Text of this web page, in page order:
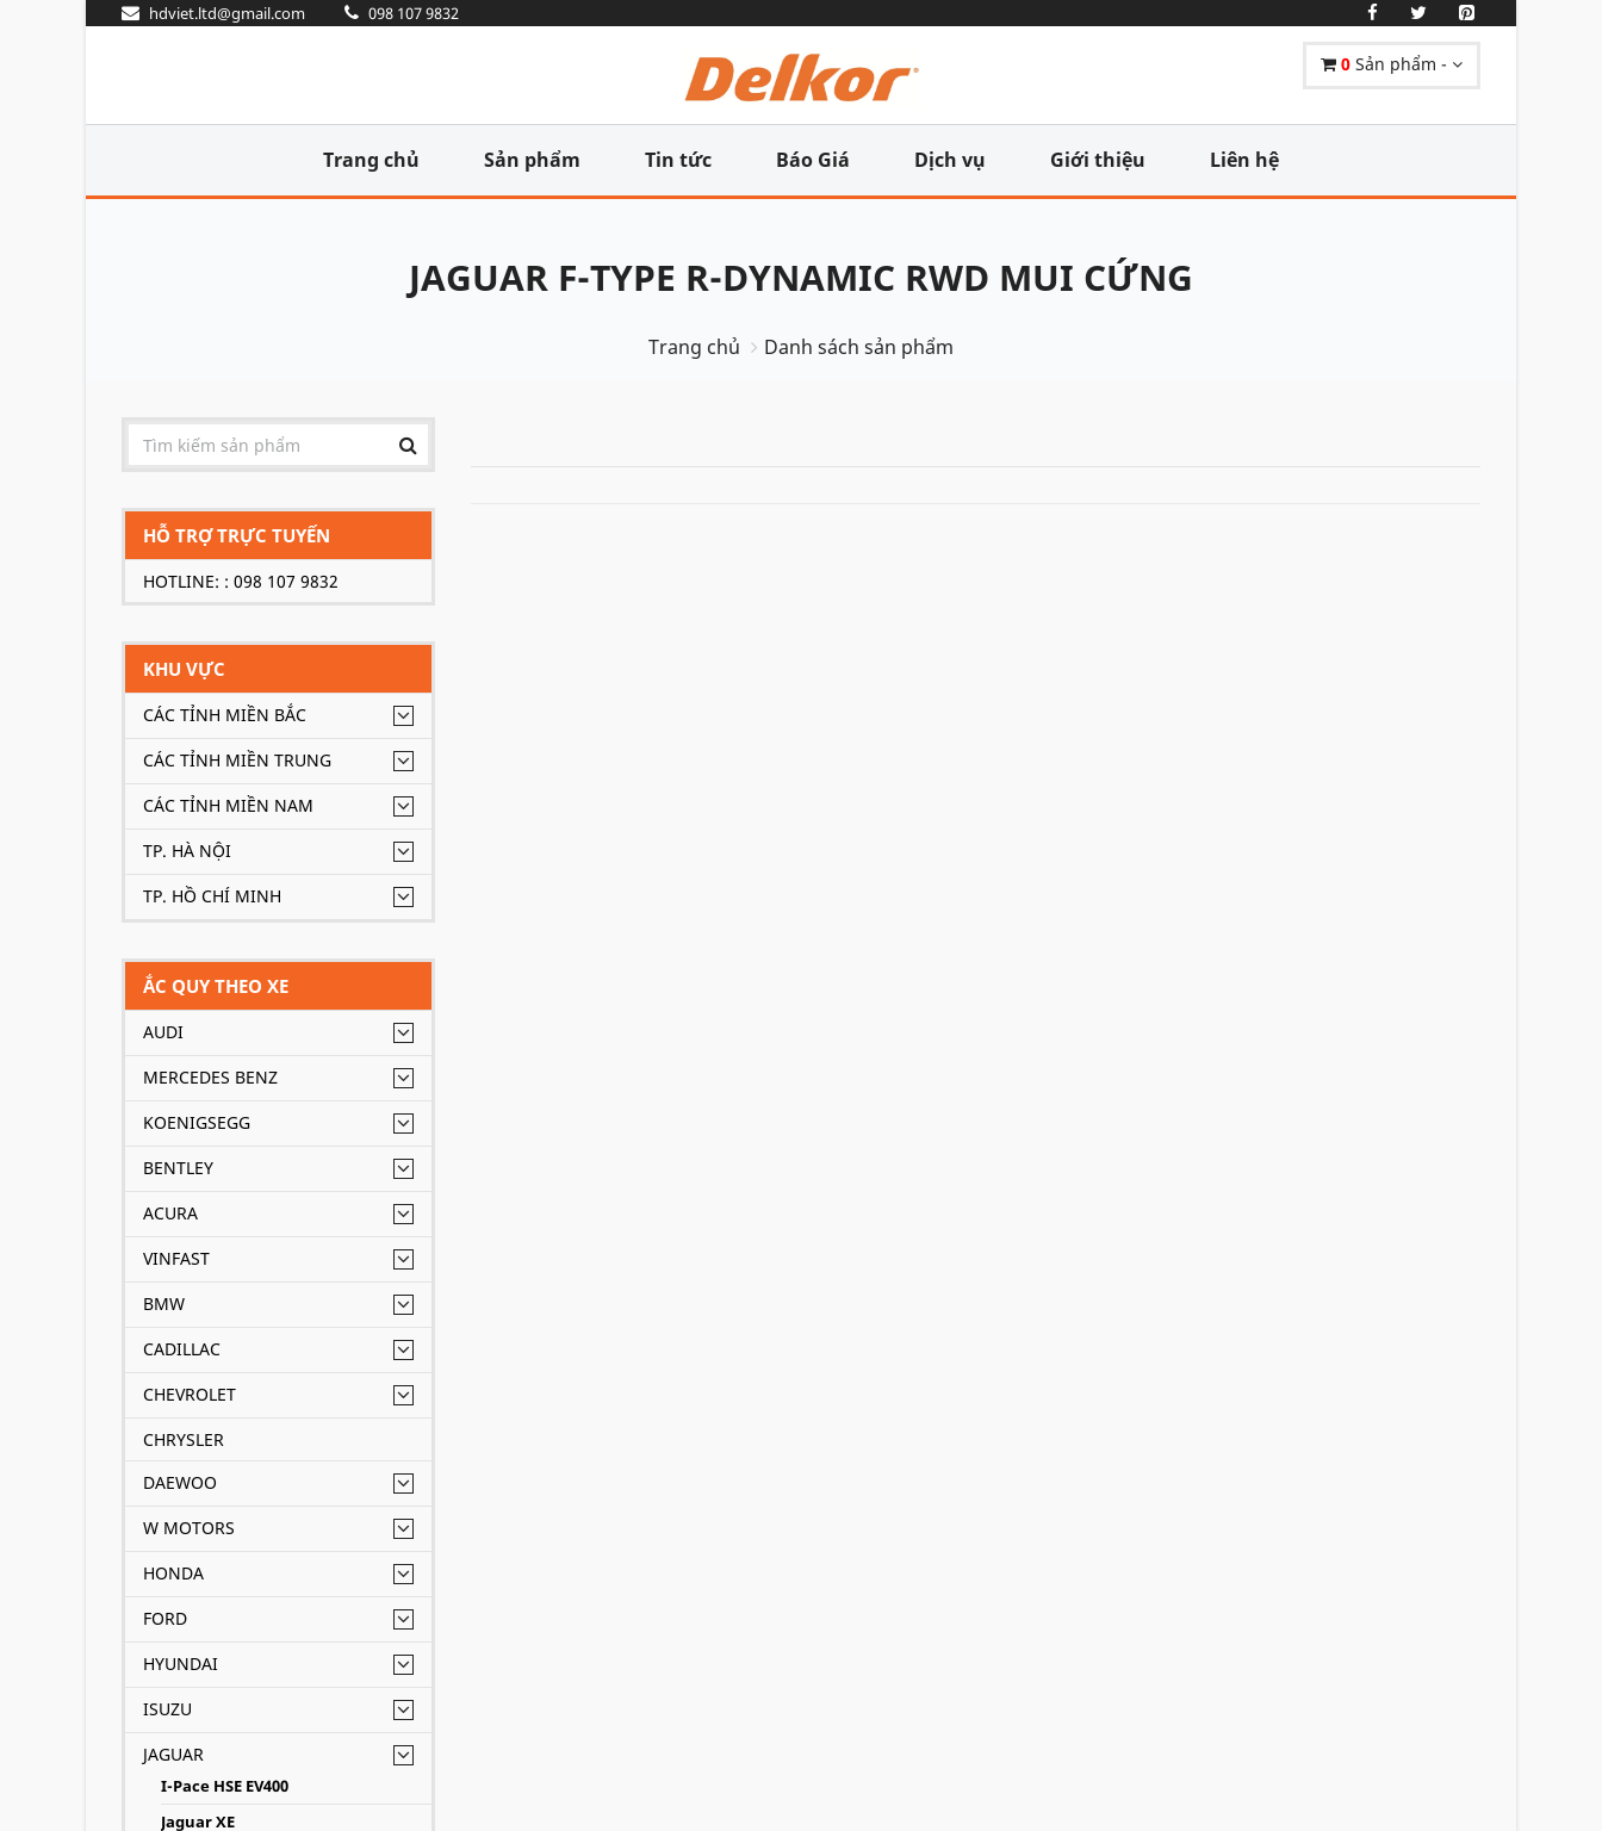
hdviet.ltd@gmail.com 098 107 9832
0 Sản phẩm -
Trang chủ Sản phẩm Tin tức Báo Giá Dịch vụ Giới thiệu Liên hệ
JAGUAR F-TYPE R-DYNAMIC RWD MUI CỨNG
Trang chủ Danh sách sản phẩm
HỖ TRỢ TRỰC TUYẾN
HOTLINE: : 098 107 9832
KHU VỰC
CÁC TỈNH MIỀN BẮC
CÁC TỈNH MIỀN TRUNG
CÁC TỈNH MIỀN NAM
TP. HÀ NỘI
TP. HỒ CHÍ MINH
ẮC QUY THEO XE
AUDI
MERCEDES BENZ
KOENIGSEGG
BENTLEY
ACURA
VINFAST
BMW
CADILLAC
CHEVROLET
CHRYSLER
DAEWOO
W MOTORS
HONDA
FORD
HYUNDAI
ISUZU
JAGUAR
I-Pace HSE EV400
Jaguar XE